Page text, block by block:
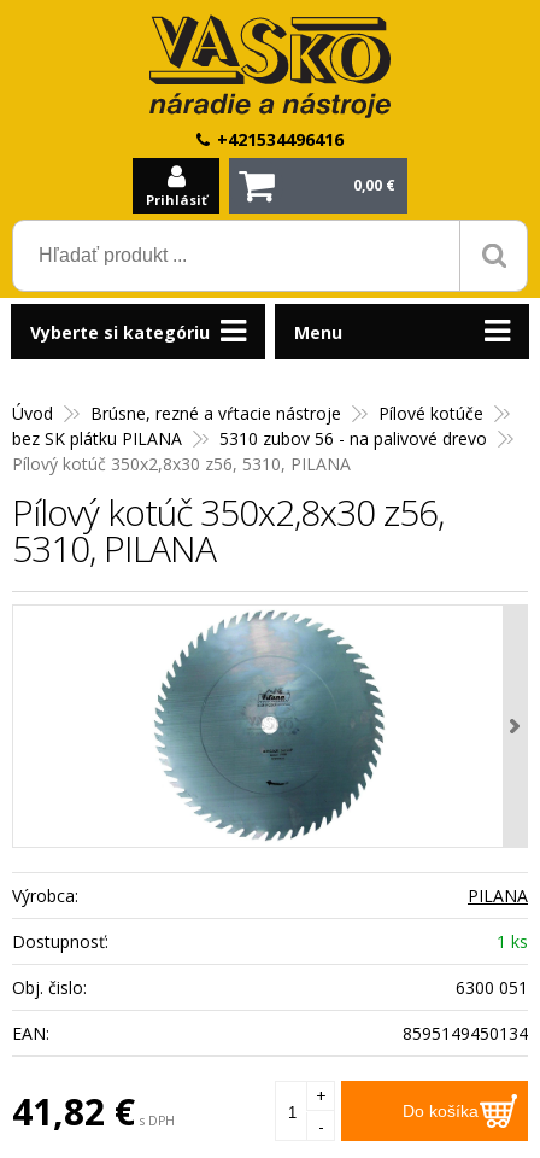
+421534496416
Prihlásiť
0,00 €
Úvod Brúsne, rezné a vŕtacie nástroje
Pílové kotúče
bez SK plátku PILANA
5310 zubov 56 - na palivové drevo
Pílový kotúč 350x2,8x30 z56, 5310, PILANA
Pílový kotúč 350x2,8x30 z56,
5310, PILANA
Výrobca:
PILANA
Dostupnosť:
1 ks
Obj. čislo:
6300 051
EAN:
8595149450134
41,82 € s DPH Do košíka
+
-
Vyberte si kategóriu Menu